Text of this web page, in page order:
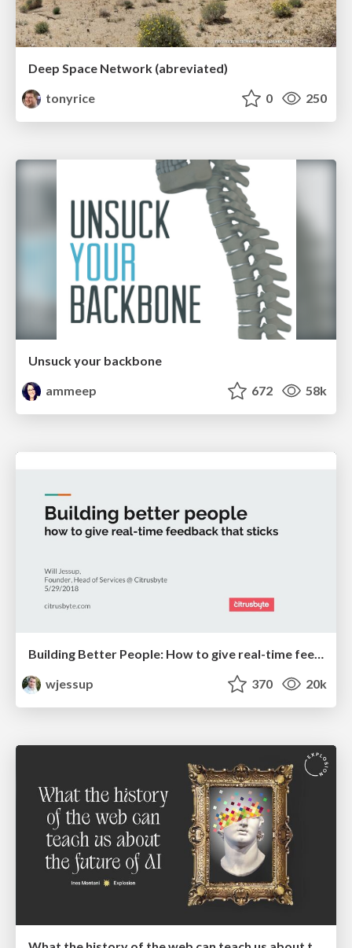
Deep Space Network (abreviated)
tonyrice
0 250
Unsuck your backbone
ammeep
672 58k
wjessup
370 20k